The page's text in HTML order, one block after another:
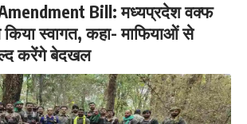
Bill: मध्यप्रदेश वक्फ
किया स्वागत, कहा- माफियाओं से
करेंगे बेदखल